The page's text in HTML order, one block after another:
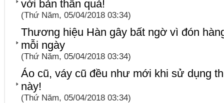
với bản thân quá!
(Thứ Năm, 05/04/2018 03:34)
Thương hiệu Hàn gây bất ngờ vì đón
mỗi ngày
(Thứ Năm, 05/04/2018 03:34)
Áo cũ, váy cũ đều như mới khi sử dụng
này!
(Thứ Năm, 05/04/2018 03:34)